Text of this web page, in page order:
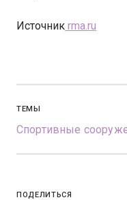
Источник rma.ru
ТЕМЫ
Спортивные
ПОДЕЛИТЬСЯ